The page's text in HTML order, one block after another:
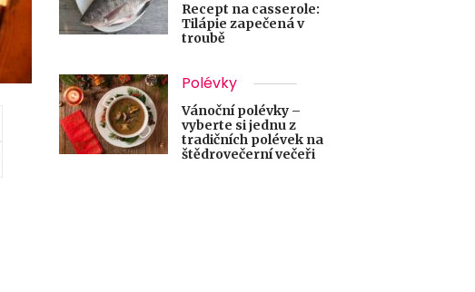
Recept na casserole:
Tilápie zapečená v
troubě
Polévky
Vánoční polévky –
vyberte si jednu z
tradičních polévek na
štědrovečerní večeři